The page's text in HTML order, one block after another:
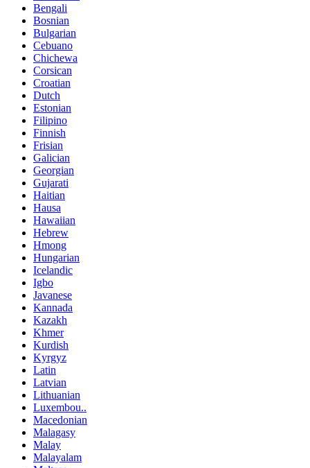
Bengali
Bosnian
Bulgarian
Cebuano
Chichewa
Corsican
Croatian
Dutch
Estonian
Filipino
Finnish
Frisian
Galician
Georgian
Gujarati
Haitian
Hausa
Hawaiian
Hebrew
Hmong
Hungarian
Icelandic
Igbo
Javanese
Kannada
Kazakh
Khmer
Kurdish
Kyrgyz
Latin
Latvian
Lithuanian
Luxembou..
Macedonian
Malagasy
Malay
Malayalam